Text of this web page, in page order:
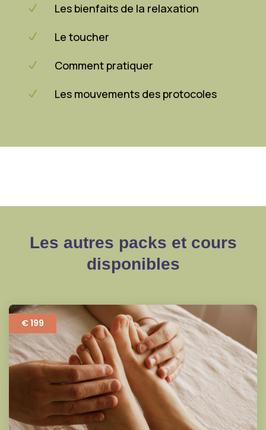
N Les bienfaits de la relaxation
N Le toucher
N Comment pratiquer
N Les mouvements des protocoles
Les autres packs et cours
disponibles
€ 199